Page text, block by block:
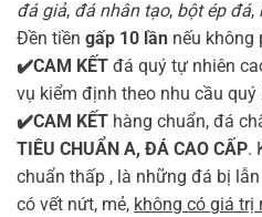
đá giả, đá nhân tạo, bột ép đá,
Đền tiền gấp 10 lần nếu không
✔️CAM KẾT đá quý tự nhiên
vụ kiểm định theo nhu cầu quý
✔️CAM KẾT hàng chuẩn, đá
TIÊU CHUẨN A, ĐÁ CAO CẤP.
chuẩn thấp , là những đá bị
có vết nứt, mẻ, không có giá trị